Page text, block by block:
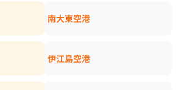
南大東空港
伊江島空港